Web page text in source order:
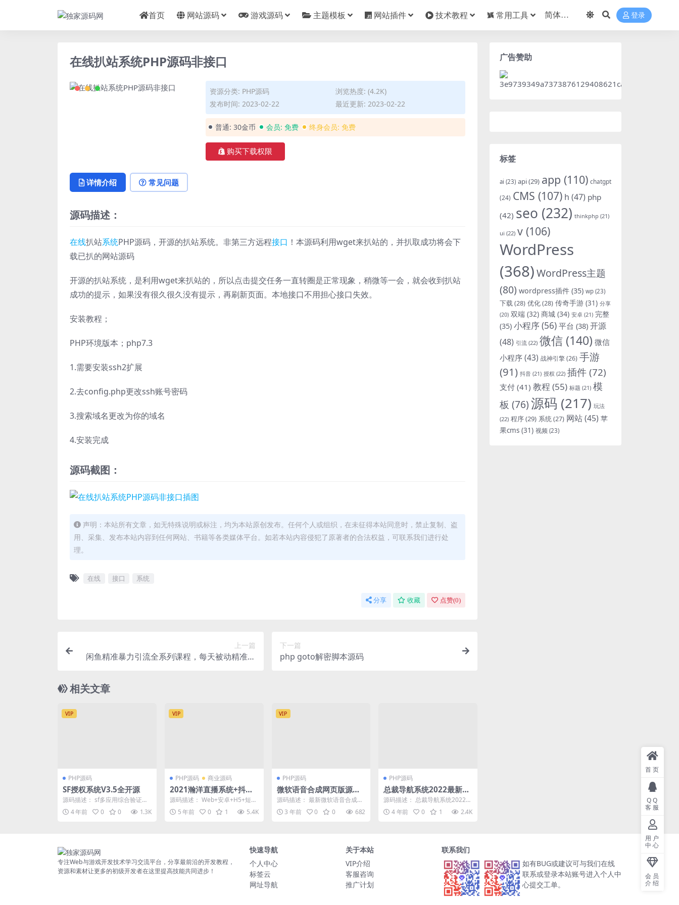
首页 网站源码 游戏源码 主题模板 网站插件 技术教程 常用工具 登录
在线扒站系统PHP源码非接口
资源分类: PHP源码
浏览热度: (4.2K)
发布时间: 2023-02-22
最近更新: 2023-02-22
普通: 30金币 会员: 免费 终身会员: 免费
购买下载权限
详情介绍 常见问题
源码描述：
在线扒站系统PHP源码，开源的扒站系统。非第三方远程接口 ！本源码利用wget来扒站的，并扒取成功将会下
载已扒的网站源码
开源的扒站系统，是利用wget来扒站的，所以点击提交任务一直转圈是正常现象，稍微等一会，就会收到扒站
成功的提示，如果没有很久很久没有提示，再刷新页面。本地接口不用担心接口失效。
安装教程；
PHP环境版本；php7.3
1.需要安装ssh2扩展
2.去config.php更改ssh账号密码
3.搜索域名更改为你的域名
4.安装完成
源码截图：
声明：本站所有文章，如无特殊说明或标注，均为本站原创发布。任何个人或组织，在未征得本站同意时，禁止复制、盗
用、采集、发布本站内容到任何网站、书籍等各类媒体平台。如若本站内容侵犯了原著者的合法权益，可联系我们进行处
理。
在线 接口 系统
分享 收藏 点赞(0)
上一篇
闲鱼精准暴力引流全系列课程，每天被动精准引
下一篇
php goto解密脚本源码
相关文章
VIP
PHP源码
SF授权系统V3.5全开源
源码描述： sf多应用综合验证授
权系统 V5.2更新内容 采用ThinkP
HP ...4 年前 0 0 1.3K
VIP
PHP源码 商业源码
2021瀚洋直播系统+抖音
短视频+直播带货+朋友圈
动态+远程礼物+全场飘屏
+三端互通（运营版）
源码描述： Web+安卓+H5+短视
频+vip守护+进场坐骑+主播pk
+互动连麦...
5 年前 0 1 5.4K
VIP
PHP源码
微软语音合成网页版源
码，影视解说配音网页版
源码描述： 最新微软语音合成网
页版源码，影视解说配音网页
版， 仅几个文件写成的微...
3 年前 0 0 682
PHP源码
总裁导航系统2022最新开
源版
源码描述： 总裁导航系统2022最
新开源版 所有文件均已开源 用户
可自行更改二开...
4 年前 0 1 2.4K
广告赞助
标签
ai (23) api(29) app (110) chatgpt
(24) CMS (107) h (47) php
(42) seo (232) thinkphp (21)
ui (22) v (106)
WordPress
(368)WordPress主题
(80) wordpress插件 (35) wp (23)
下载(28) 优化(28) 传奇手游 (31) 分享
(20) 双端 (32) 商城 (34) 安卓 (21) 完整
(35) 小程序(56) 平台 (38) 开源
(48) 引流 (22) 微信 (140) 微信
小程序(43) 战神引擎(26) 手游
(91) 抖音 (21) 授权 (22) 插件 (72)
支付 (41) 教程 (55) 标题 (21) 模
板 (76)源码 (217) 玩法
(22) 程序(29) 系统(27) 网站(45) 苹
果cms (31) 视频 (23)
专注Web与游戏开发技术学习交流平台，分享最前沿的开发教程，
资源和素材让更多的初级开发者在这里提高技能共同进步！
快速导航
个人中心
标签云
网址导航
关于本站
VIP介绍
客服咨询
推广计划
联系我们
如有BUG或建议可与我们在线
联系或登录本站账号进入个人中
心提交工单。
首页
QQ
客服
用户
中心
会员
介绍